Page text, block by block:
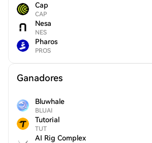
Cap
CAP
Nesa
NES
Pharos
PROS
Ganadores
Bluwhale
BLUAI
Tutorial
TUT
AI Rig Complex